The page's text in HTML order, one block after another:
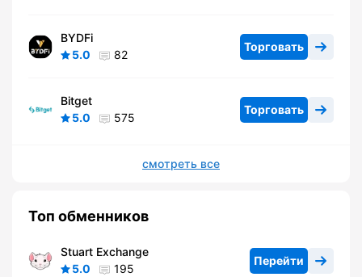
BYDFi
5.0
82
Торговать
Bitget
5.0
575
Торговать
смотреть все
Топ обменников
Stuart Exchange
5.0
195
Перейти